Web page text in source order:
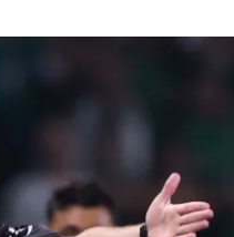
הפועל תל
בני יהודה